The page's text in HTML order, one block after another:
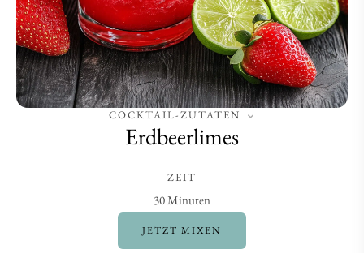
COCKTAIL-ZUTATEN
Erdbeerlimes
ZEIT
30 Minuten
JETZT MIXEN